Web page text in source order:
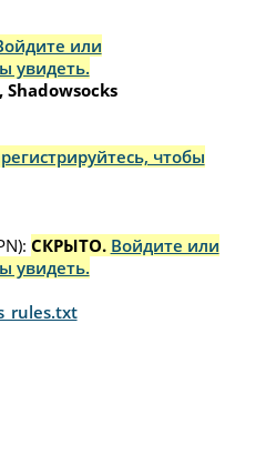
или
увидеть.
Shadowsocks
чтобы
СКРЫТО. Войдите или
увидеть.